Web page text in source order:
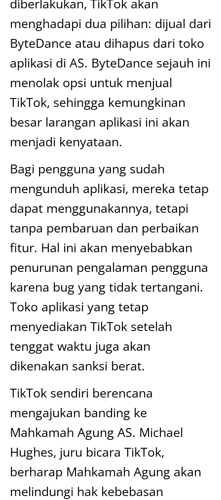
diberlakukan, TikTok akan
menghadapi dua pilihan: dijual dari
ByteDance atau dihapus dari toko
aplikasi di AS. ByteDance sejauh ini
menolak opsi untuk menjual
TikTok, sehingga kemungkinan
besar larangan aplikasi ini akan
menjadi kenyataan.
Bagi pengguna yang sudah
mengunduh aplikasi, mereka tetap
dapat menggunakannya, tetapi
tanpa pembaruan dan perbaikan
fitur. Hal ini akan menyebabkan
penurunan pengalaman pengguna
karena bug yang tidak tertangani.
Toko aplikasi yang tetap
menyediakan TikTok setelah
tenggat waktu juga akan
dikenakan sanksi berat.
TikTok sendiri berencana
mengajukan banding ke
Mahkamah Agung AS. Michael
Hughes, juru bicara TikTok,
berharap Mahkamah Agung akan
melindungi hak kebebasan